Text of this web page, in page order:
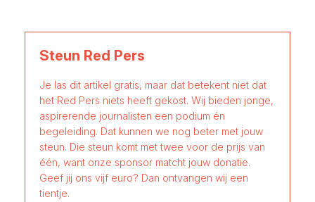
Steun Red Pers
Je las dit artikel gratis, maar dat betekent niet dat
het Red Pers niets heeft gekost. Wij bieden jonge,
aspirerende journalisten een podium én
begeleiding. Dat kunnen we nog beter met jouw
steun. Die steun komt met twee voor de prijs van
één, want onze sponsor matcht jouw donatie.
Geef jij ons vijf euro? Dan ontvangen wij een
tientje.